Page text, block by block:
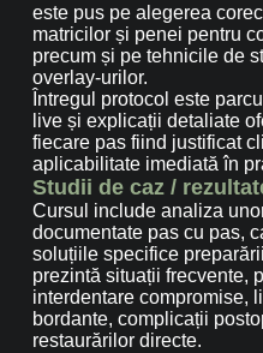
este pus pe alegerea
matricilor și penei pentru
precum și pe tehnicile de
overlay-urilor.
Întregul protocol este
live și explicații detaliate
fiecare pas fiind justificat
aplicabilitate imediată în
Studii de caz /
Cursul include analiza
documentate pas cu pas,
soluțiile specifice
prezintă situații frecvente,
interdentare compromise,
bordante, complicații
restaurărilor directe.